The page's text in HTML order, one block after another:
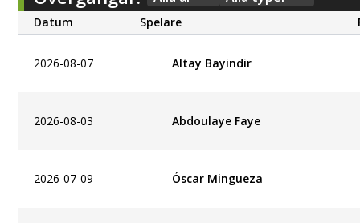
Datum Spelare
2026-08-07 Altay Bayindir
2026-08-03 Abdoulaye Faye
2026-07-09 Óscar Mingueza